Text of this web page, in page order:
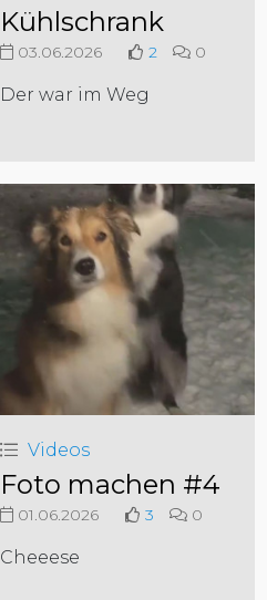
Kühlschrank
03.06.2026 2 0
Der war im Weg
Videos
Foto machen #4
01.06.2026 3 0
Cheeese